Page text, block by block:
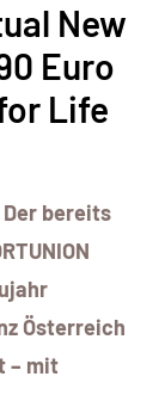
New
Euro
Life
bereits
Österreich
– mit